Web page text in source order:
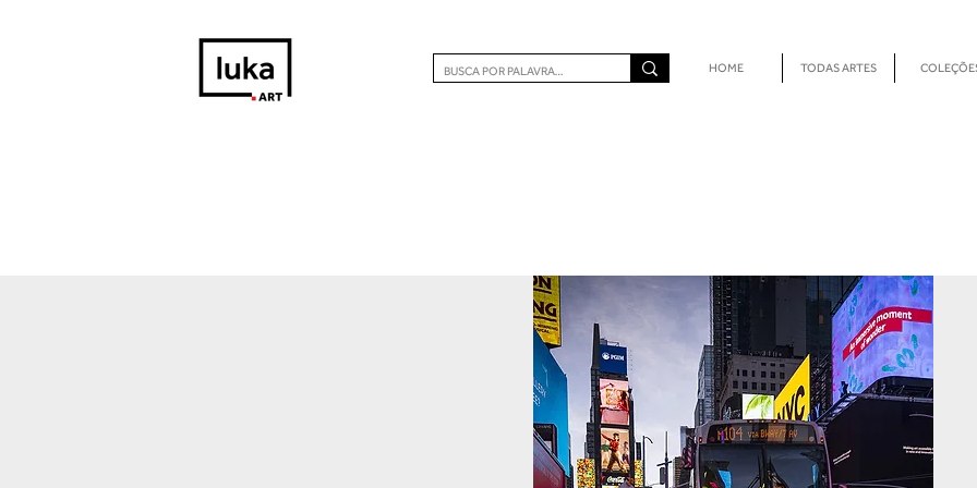
HOME TODAS ARTES